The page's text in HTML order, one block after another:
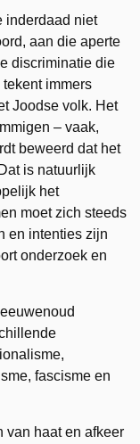
inderdaad niet
aan die aperte
discriminatie die
tekent immers
Joodse volk. Het
– vaak,
beweerd dat het
is natuurlijk
het
moet zich steeds
en intenties zijn
onderzoek en
fascisme en
van haat en afkeer